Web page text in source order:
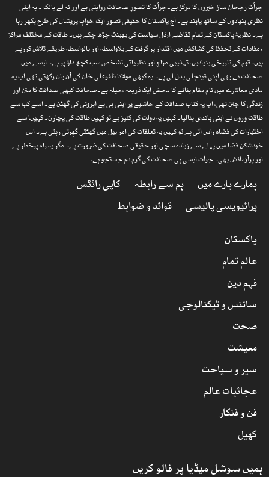
جرأت رجحان ساز خبروں کا مرکز ہے۔جرأت کا تصورِ صحافت روایتی ہے اور نہ لے پالک ۔ یہ اپنی
نظری بنیادوں کے ساتھ پابند ہے۔ آج پاکستان کا حقیقی تصور ایک خوابِ پریشاں کی طرح بکھر رہا
ہے۔ نظریۂ پاکستان کے تمام تقاضے ارذل سیاست کی بھینٹ چڑھ چکے ہیں۔ طاقت کے مختلف مراکز
، مفادات کے تحفظ کی کشاکش میں اقتدار پر گرفت کے بلاواسطہ اور بالواسطہ طریقے تلاش کررہے
ہیں۔قوم کی تاریخی بنیادیں، تہذیبی مزاج اور نظریاتی تشخص سب کچھ داؤ پر ہے۔ ایسے میں
صحافت نے بھی اپنی قینچلی بدل لی ہے۔ یہ کبھی مولانا ظفرعلی خان کی آن بان رکھتی تھی اب یہ
مادی معاشرے میں نام مقام بنانے کا محض ایک ذریعہ ،حیلہ ہے۔صحافت کبھی صداقت کا متن اور
زندگی کا جتن تھی، اب یہ کتاب صداقت کے حاشیے پر اپنی ہی بے آبروئی کی گھٹن ہے۔ اسے کب سے
طاقت وروں نے اپنی باندی بنالیا۔ کہیں یہ دولت کی کنیز ہے تو کہیں طاقت کی پچارن۔ کہیںا سے
اختیارات کی فضاء راس آتی ہے تو کہیں یہ تعلقات کی امر بیل میں گھٹتی گھِرتی رہتی ہے۔ اس
خودشکن فضا میں پہلے سے زیادہ سچی اور حقیقی صحافت کی ضرورت ہے۔ مگر یہ راہ پرخطر ہے
اور پرآزمائش بھی۔ جرأت ایسی ہی صحافت کی گرم دم جستجو ہے۔
ہمارے بارے میں ہم سے رابطہ
کاپی رائٹس
پرائیویسی پالیسی
قوائد و ضوابط
پاکستان
عالم تمام
فہم دین
سائنس و ٹیکنالوجی
صحت
معیشت
سیر و سیاحت
عجائبات عالم
فن و فنکار
کھیل
ہمیں سوشل میڈیا پر فالو کریں